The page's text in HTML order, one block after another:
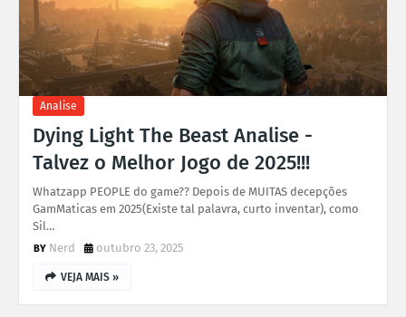
Analise
Dying Light The Beast Analise -
Talvez o Melhor Jogo de 2025!!!
Whatzapp PEOPLE do game?? Depois de MUITAS decepções
GamMaticas em 2025(Existe tal palavra, curto inventar), como
Sil…
Nerd
outubro 23, 2025
VEJA MAIS »